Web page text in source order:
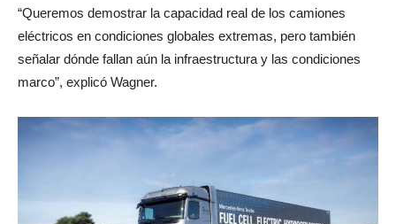
“Queremos demostrar la capacidad real de los camiones
eléctricos en condiciones globales extremas, pero también
señalar dónde fallan aún la infraestructura y las condiciones
marco”, explicó Wagner.